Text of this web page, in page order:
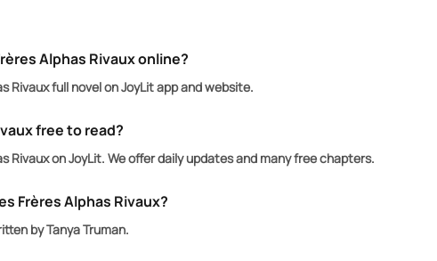
famille pour être une enfant illégitime, Lily apprend
est confrontée à un choix capable de bouleverser son
héritier légitime de la meute la plus puissante de la
animé d’une vision révolutionnaire pour l’avenir des
Alphas Rivaux online?
Rivaux full novel on JoyLit app and website.
free to read?
Rivaux on JoyLit. We offer daily updates and many free chapters.
Frères Alphas Rivaux?
by Tanya Truman.